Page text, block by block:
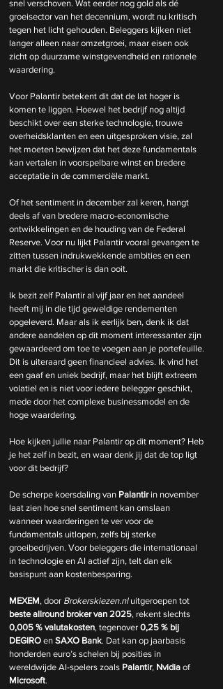
snel verschoven. Wat eerder nog gold als dé
groeisector van het decennium, wordt nu kritisch
tegen het licht gehouden. Beleggers kijken niet
langer alleen naar omzetgroei, maar eisen ook
zicht op duurzame winstgevendheid en rationele
waardering.
Voor Palantir betekent dit dat de lat hoger is
komen te liggen. Hoewel het bedrijf nog altijd
beschikt over een sterke technologie, trouwe
overheidsklanten en een uitgesproken visie, zal
het moeten bewijzen dat het deze fundamentals
kan vertalen in voorspelbare winst en bredere
acceptatie in de commerciële markt.
Of het sentiment in december zal keren, hangt
deels af van bredere macro-economische
ontwikkelingen en de houding van de Federal
Reserve. Voor nu lijkt Palantir vooral gevangen te
zitten tussen indrukwekkende ambities en een
markt die kritischer is dan ooit.
Ik bezit zelf Palantir al vijf jaar en het aandeel
heeft mij in die tijd geweldige rendementen
opgeleverd. Maar als ik eerlijk ben, denk ik dat
andere aandelen op dit moment interessanter zijn
gewaardeerd om toe te voegen aan je portefeuille.
Dit is uiteraard geen financieel advies. Ik vind het
een gaaf en uniek bedrijf, maar het blijft extreem
volatiel en is niet voor iedere belegger geschikt,
mede door het complexe businessmodel en de
hoge waardering.
Hoe kijken jullie naar Palantir op dit moment? Heb
je het zelf in bezit, en waar denk jij dat de top ligt
voor dit bedrijf?
De scherpe koersdaling van Palantir in november
laat zien hoe snel sentiment kan omslaan
wanneer waarderingen te ver voor de
fundamentals uitlopen, zelfs bij sterke
groeibedrijven. Voor beleggers die internationaal
in technologie en AI actief zijn, telt dan elk
basispunt aan kostenbesparing.
MEXEM, door Brokerskiezen.nl uitgeroepen tot
beste allround broker van 2025, rekent slechts
0,005 % valutakosten, tegenover 0,25 % bij
DEGIRO en SAXO Bank. Dat kan op jaarbasis
honderden euro’s schelen bij posities in
wereldwijde AI-spelers zoals Palantir, Nvidia of
Microsoft.